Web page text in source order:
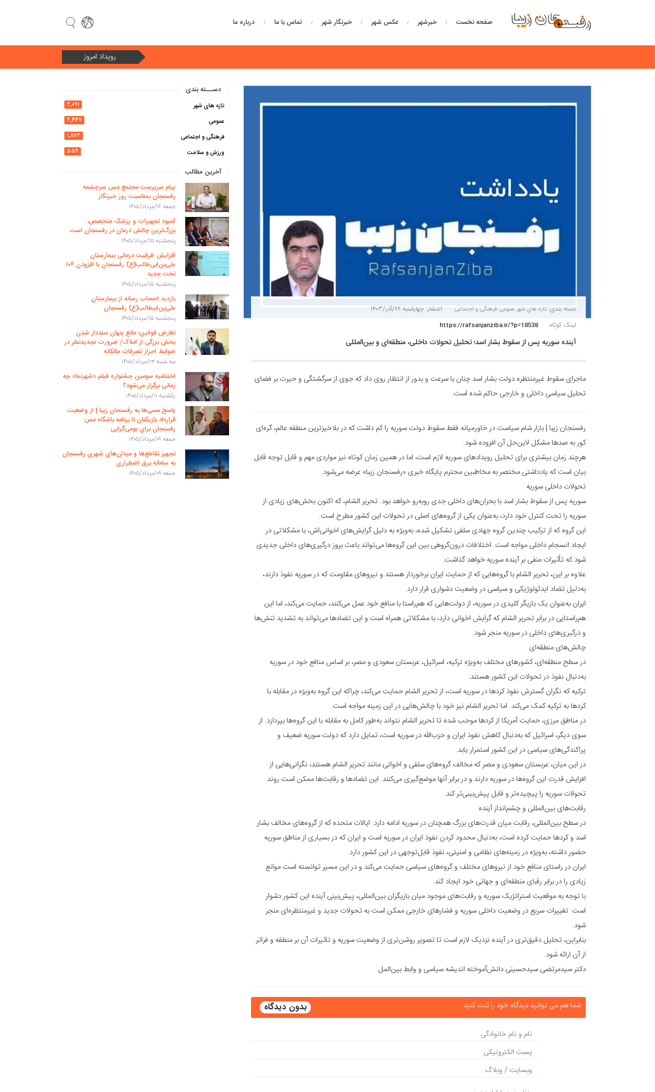
صفحه نخست خبرشهر عکس شهر خبرنگار شهر تماس با ما درباره ما
رویداد امروز
دسته بندی: تازه های شهر عمومی فرهنگی و اجتماعی
انتشار: چهارشنبه ۲۸/آذر/۱۴۰۳
لینک کوتاه
https://rafsanjanziba.ir/?p=18538
آینده سوریه پس از سقوط بشار اسد؛ تحلیل تحولات داخلی، منطقه‌ای و بین‌المللی
ماجرای سقوط غیرمنتظره دولت بشار اسد چنان با سرعت و بدور از انتظار روی داد که جوی از سرگشتگی و حیرت بر فضای
تحلیل سیاسی داخلی و خارجی حاکم شده است.
رفسنجان زیبا | بازار شام سیاست در خاورمیانه فقط سقوط دولت سوریه را کم داشت که در بلاخیزترین منطقه عالم، گره‌ای
کور به صدها مشکل لاین‌حل آن افزوده شود.
هرچند زمان بیشتری برای تحلیل رویدادهای سوریه لازم است، اما در همین زمان کوتاه نیز مواردی مهم و قابل توجه قابل
بیان است که یادداشتی مختصر به مخاطبین محترم پایگاه خبری «رفسنجان زیبا» عرضه می‌شود.
تحولات داخلی سوریه
سوریه پس از سقوط بشار اسد با بحران‌های داخلی جدی روبه‌رو خواهد بود. تحریر الشام، که اکنون بخش‌های زیادی از
سوریه را تحت کنترل خود دارد، به‌عنوان یکی از گروه‌های اصلی در تحولات این کشور مطرح است.
این گروه که از ترکیب چندین گروه جهادی سلفی تشکیل شده، به‌ویژه به دلیل گرایش‌های اخوانی‌اش، با مشکلاتی در
ایجاد انسجام داخلی مواجه است. اختلافات درون‌گروهی بین این گروه‌ها می‌تواند باعث بروز درگیری‌های داخلی جدیدی
شود که تأثیرات منفی بر آینده سوریه خواهد گذاشت.
علاوه بر این، تحریر الشام با گروه‌هایی که از حمایت ایران برخوردار هستند و نیروهای مقاومت که در سوریه نفوذ دارند،
به‌دلیل تضاد ایدئولوژیکی و سیاسی در وضعیت دشواری قرار دارد.
ایران به‌عنوان یک بازیگر کلیدی در سوریه، از دولت‌هایی که هم‌راستا با منافع خود عمل می‌کنند، حمایت می‌کند، اما این
هم‌راستایی در برابر تحریر الشام که گرایش اخوانی دارد، با مشکلاتی همراه است و این تضادها می‌تواند به تشدید تنش‌ها
و درگیری‌های داخلی در سوریه منجر شود.
چالش‌های منطقه‌ای
در سطح منطقه‌ای، کشورهای مختلف به‌ویژه ترکیه، اسرائیل، عربستان سعودی و مصر، بر اساس منافع خود در سوریه
به‌دنبال نفوذ در تحولات این کشور هستند.
ترکیه که نگران گسترش نفوذ کردها در سوریه است، از تحریر الشام حمایت می‌کند، چراکه این گروه به‌ویژه در مقابله با
کردها به ترکیه کمک می‌کند. اما تحریر الشام نیز خود با چالش‌هایی در این زمینه مواجه است.
در مناطق مرزی، حمایت آمریکا از کردها موجب شده تا تحریر الشام نتواند به‌طور کامل به مقابله با این گروه‌ها بپردازد. از
سوی دیگر، اسرائیل که به‌دنبال کاهش نفوذ ایران و حزب‌الله در سوریه است، تمایل دارد که دولت سوریه ضعیف و
پراکندگی‌های سیاسی در این کشور استمرار یابد.
در این میان، عربستان سعودی و مصر که مخالف گروه‌های سلفی و اخوانی مانند تحریر الشام هستند، نگرانی‌هایی از
افزایش قدرت این گروه‌ها در سوریه دارند و در برابر آنها موضع‌گیری می‌کنند. این تضادها و رقابت‌ها ممکن است روند
تحولات سوریه را پیچیده‌تر و قابل پیش‌بینی‌تر کند.
رقابت‌های بین‌المللی و چشم‌انداز آینده
در سطح بین‌المللی، رقابت میان قدرت‌های بزرگ همچنان در سوریه ادامه دارد. ایالات متحده که از گروه‌های مخالف بشار
اسد و کردها حمایت کرده است، به‌دنبال محدود کردن نفوذ ایران در سوریه است و ایران که در بسیاری از مناطق سوریه
حضور داشته، به‌ویژه در زمینه‌های نظامی و امنیتی، نفوذ قابل‌توجهی در این کشور دارد.
ایران در راستای منافع خود از نیروهای مختلف و گروه‌های سیاسی حمایت می‌کند و در این مسیر توانسته است موانع
زیادی را در برابر رقبای منطقه‌ای و جهانی خود ایجاد کند.
با توجه به موقعیت استراتژیک سوریه و رقابت‌های موجود میان بازیگران بین‌المللی، پیش‌بینی آینده این کشور دشوار
است. تغییرات سریع در وضعیت داخلی سوریه و فشارهای خارجی ممکن است به تحولات جدید و غیرمنتظره‌ای منجر
شود.
بنابراین، تحلیل دقیق‌تری در آینده نزدیک لازم است تا تصویر روشن‌تری از وضعیت سوریه و تاثیرات آن بر منطقه و فراتر
از آن ارائه شود.
دکتر سیدمرتضی سیدحسینی دانش‌آموخته اندیشه سیاسی و وابط بین‌المل
شما هم می توانید دیدگاه خود را ثبت کنید
دســـته بندی
تازه های شهر
۲,۰۹۱
عمومی
۲,۴۴۷
فرهنگی و اجتماعی
۱,۸۷۳
ورزش و سلامت
۵۵۹
آخرین مطالب
پیام سرپرست مجتمع مس سرچشمه
رفسنجان بمناسبت روز خبرنگار
جمعه ۱۶/مرداد/۱۴۰۵
کمبود تجهیزات و پزشک متخصص،
بزرگ‌ترین چالش درمان در رفسنجان است
پنجشنبه ۱۵/مرداد/۱۴۰۵
افزایش ظرفیت درمانی بیمارستان
علی‌بن‌ابی‌طالب(ع) رفسنجان با افزودن ۱۰۴
تخت جدید
پنجشنبه ۱۵/مرداد/۱۴۰۵
بازدید اصحاب رسانه از بیمارستان
علی‌بن‌ابیطالب(ع) رفسنجان
پنجشنبه ۱۵/مرداد/۱۴۰۵
تعارض قوانین؛ مانع پنهان سنددار شدن
بخش بزرگی از املاک/ ضرورت تجدیدنظر در
ضوابط احراز تصرفات مالکانه
سه شنبه ۱۳/مرداد/۱۴۰۵
اختتامیه سومین جشنواره فیلم «شهرنما» چه
زمانی برگزار می‌شود؟
یکشنبه ۱۱/مرداد/۱۴۰۵
پاسخ مسی‌ها به رفسنجان زیبا | از وضعیت
قرارداد بازیکنان تا برنامه باشگاه مس
رفسنجان برای بومی‌گرایی
جمعه ۰۹/مرداد/۱۴۰۵
تجهیز تقاطع‌ها و میدان‌های شهری رفسنجان
به سامانه برق اضطراری
جمعه ۰۹/مرداد/۱۴۰۵